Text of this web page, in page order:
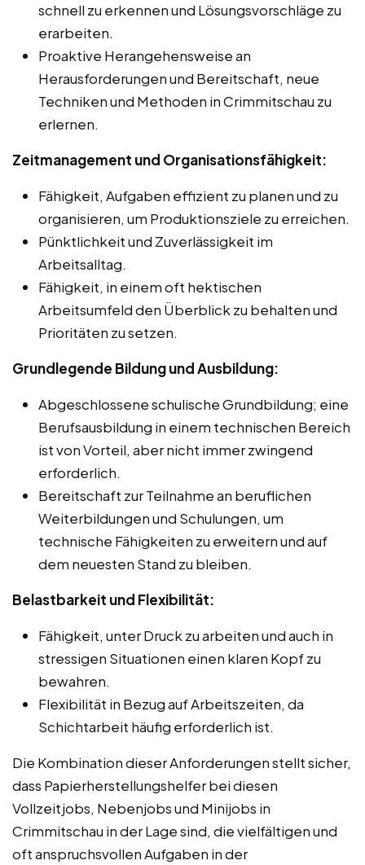
schnell zu erkennen und Lösungsvorschläge zu
erarbeiten.
Proaktive Herangehensweise an
Herausforderungen und Bereitschaft, neue
Techniken und Methoden in Crimmitschau zu
erlernen.
Zeitmanagement und Organisationsfähigkeit:
Fähigkeit, Aufgaben effizient zu planen und zu
organisieren, um Produktionsziele zu erreichen.
Pünktlichkeit und Zuverlässigkeit im
Arbeitsalltag.
Fähigkeit, in einem oft hektischen
Arbeitsumfeld den Überblick zu behalten und
Prioritäten zu setzen.
Grundlegende Bildung und Ausbildung:
Abgeschlossene schulische Grundbildung; eine
Berufsausbildung in einem technischen Bereich
ist von Vorteil, aber nicht immer zwingend
erforderlich.
Bereitschaft zur Teilnahme an beruflichen
Weiterbildungen und Schulungen, um
technische Fähigkeiten zu erweitern und auf
dem neuesten Stand zu bleiben.
Belastbarkeit und Flexibilität:
Fähigkeit, unter Druck zu arbeiten und auch in
stressigen Situationen einen klaren Kopf zu
bewahren.
Flexibilität in Bezug auf Arbeitszeiten, da
Schichtarbeit häufig erforderlich ist.
Die Kombination dieser Anforderungen stellt sicher,
dass Papierherstellungshelfer bei diesen
Vollzeitjobs, Nebenjobs und Minijobs in
Crimmitschau in der Lage sind, die vielfältigen und
oft anspruchsvollen Aufgaben in der